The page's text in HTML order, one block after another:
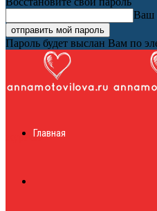
Ваш
Пароль будет выслан Вам по
журналГлавная